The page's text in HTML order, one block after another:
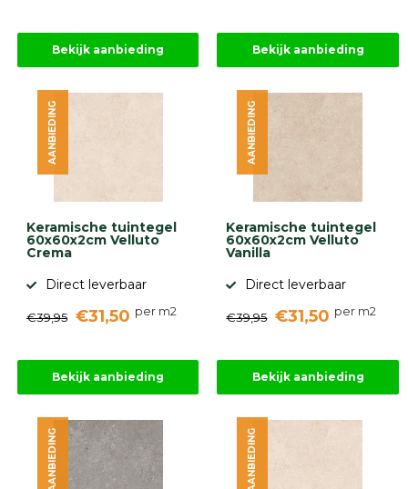
Bekijk aanbieding Bekijk aanbieding
Keramische tuintegel
60x60x2cm Velluto
Crema
Direct leverbaar
€39,95 €31,50 per m2
AANBIEDING
Bekijk aanbieding
Keramische tuintegel
60x60x2cm Velluto
Vanilla
Direct leverbaar
€39,95 €31,50 per m2
AANBIEDING
Bekijk aanbieding
AANBIEDING AANBIEDING